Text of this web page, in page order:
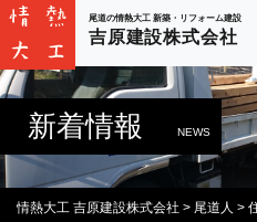
尾道の情熱大工 新築・リフォーム建設
吉原建設株式会社
新着情報 NEWS
情熱大工 吉原建設株式会社 > 尾道人 >